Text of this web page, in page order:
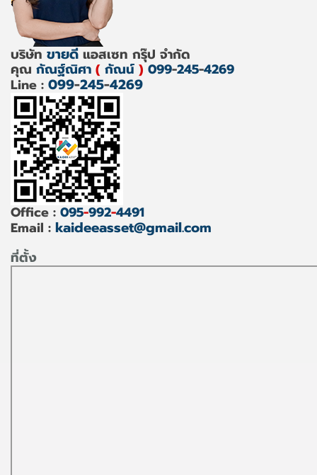
บริษัท ขายดี แอสเซท กรุ๊ป จำกัด
คุณ กัณฐ์ณิศา ( กัณน์ ) 099-245-4269
Line : 099-245-4269
Office : 095-992-4491
Email : kaideeasset@gmail.com
ที่ตั้ง